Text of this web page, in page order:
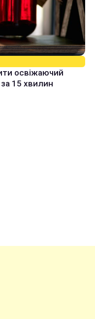
освіжаючий
15 хвилин